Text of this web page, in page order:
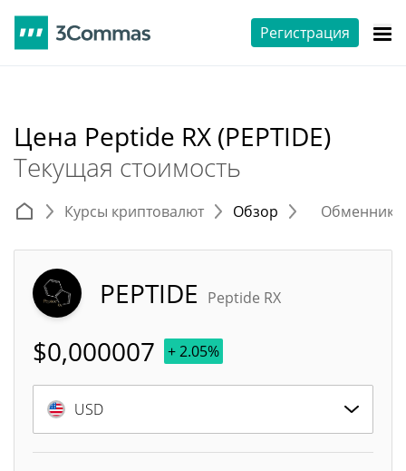
Регистрация
Цена Peptide RX (PEPTIDE)
Текущая стоимость
Курсы криптовалют Обзор
PEPTIDE Peptide RX
$0,000007 + 2.05%
USD